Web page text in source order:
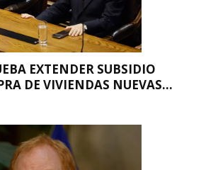
EXTENDER SUBSIDIO
DE VIVIENDAS NUEVAS...